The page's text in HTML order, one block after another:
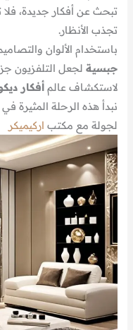
تبحث عن أفكار جديدة،
تجذب الأنظار.
باستخدام الألوان
جبسية لجعل التلفزيون
لاستكشاف عالمأفكار
نبدأ هذه الرحلة المثيرة
لجولة مع مكتب اركيميكر